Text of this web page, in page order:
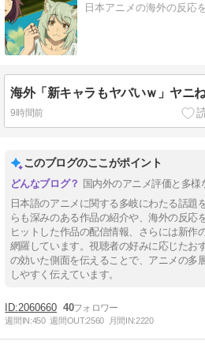
日本アニメの海外の反応
9時間前
このブログのここがポイント
国内外のアニメ評価と多様
日本語のアニメに関する多岐にわたる話題
らも深みのある作品の紹介や、海外の反応
ヒットした作品の配信情報、さらには新作
網羅しています。視聴者の好みに応じたお
の効いた側面を伝えることで、アニメの多
しやすく伝えています。
2060660 40
週間IN:450 週間OUT:2560 月間IN:2220